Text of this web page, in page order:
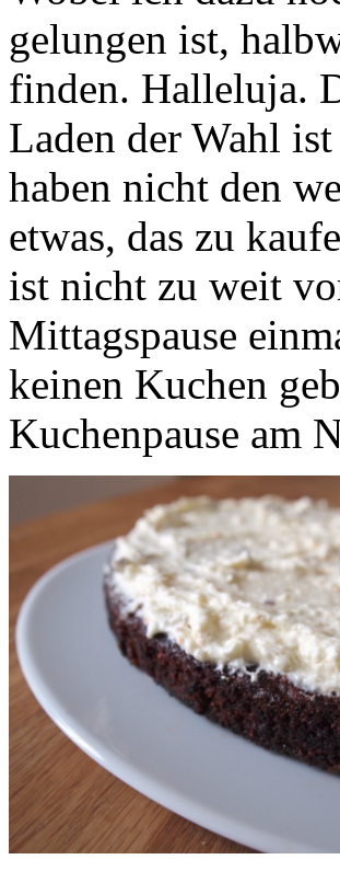
gelungen ist,
finden. Halleluja.
Laden der Wahl
haben nicht den
etwas, das zu
ist nicht zu weit
Mittagspause
keinen Kuchen
Kuchenpause am